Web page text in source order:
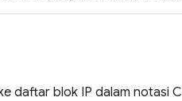
daftar blok IP dalam notasi